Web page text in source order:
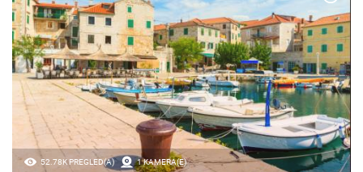
52.78K PREGLED(A) 1 KAMERA(E)